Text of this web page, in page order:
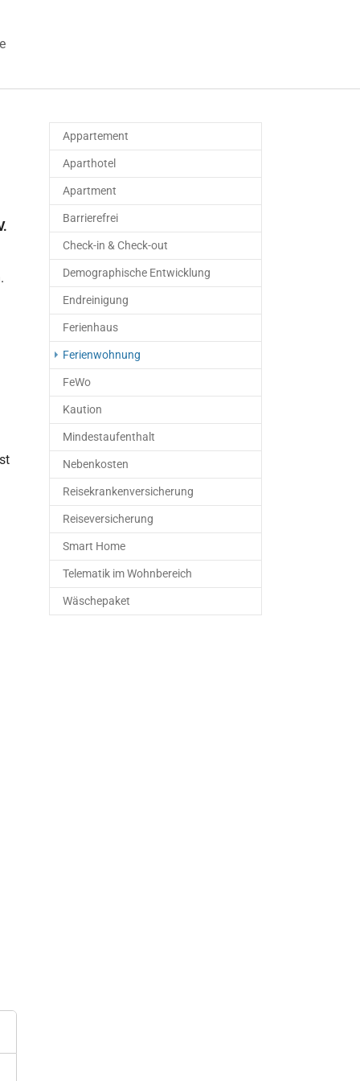
Appartement
Aparthotel
Apartment
Barrierefrei
Check-in & Check-out
Demographische Entwicklung
Endreinigung
Ferienhaus
Ferienwohnung
FeWo
Kaution
Mindestaufenthalt
Nebenkosten
Reisekrankenversicherung
Reiseversicherung
Smart Home
Telematik im Wohnbereich
Wäschepaket